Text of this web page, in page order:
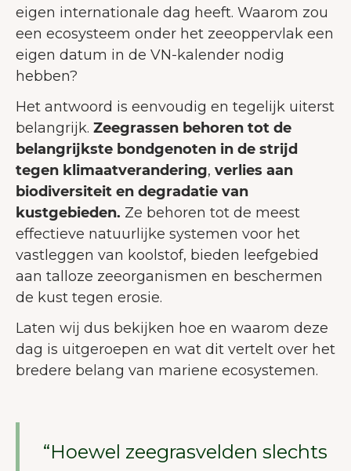
eigen internationale dag heeft. Waarom zou
een ecosysteem onder het zeeoppervlak een
eigen datum in de VN-kalender nodig
hebben?
Het antwoord is eenvoudig en tegelijk uiterst
belangrijk. Zeegrassen behoren tot de
belangrijkste bondgenoten in de strijd
tegen klimaatverandering, verlies aan
biodiversiteit en degradatie van
kustgebieden. Ze behoren tot de meest
effectieve natuurlijke systemen voor het
vastleggen van koolstof, bieden leefgebied
aan talloze zeeorganismen en beschermen
de kust tegen erosie.
Laten wij dus bekijken hoe en waarom deze
dag is uitgeroepen en wat dit vertelt over het
bredere belang van mariene ecosystemen.
“Hoewel zeegrasvelden slechts